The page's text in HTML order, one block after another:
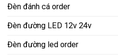
Đèn đánh cá order
Đèn đường LED 12v 24v
Đèn đường led order